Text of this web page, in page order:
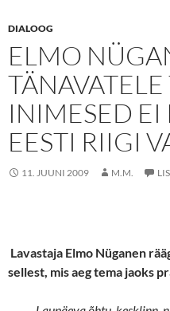
DIALOOG
ELMO
INIMESED EI
EESTI RIIGI
11. JUUNI 2009 M.M.
Lavastaja Elmo Nüganen
sellest, mis aeg tema jaoks